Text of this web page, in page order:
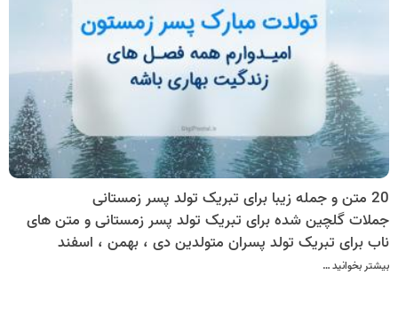
20 متن و جمله زیبا برای تبریک تولد پسر زمستانی
جملات گلچین شده برای تبریک تولد پسر زمستانی و متن های
ناب برای تبریک تولد پسران متولدین دی ، بهمن ، اسفند
بیشتر بخوانید …